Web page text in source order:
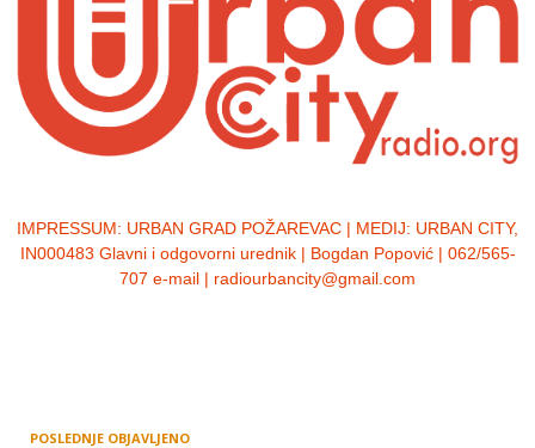
IMPRESSUM: URBAN GRAD POŽAREVAC | MEDIJ: URBAN CITY,
IN000483 Glavni i odgovorni urednik | Bogdan Popović | 062/565-
707 e-mail | radiourbancity@gmail.com
POSLEDNJE OBJAVLJENO